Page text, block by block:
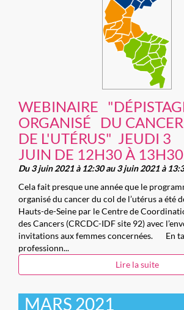
WEBINAIRE
ORGANISÉ DU
DE L'UTÉRUS" JEUDI 3
JUIN DE 12H30 À 13H30
Du 3 juin 2021 à 12:30 au 3 juin 2021 à
Cela fait presque une année que le
organisé du cancer du col de l’utérus a été
Hauts-de-Seine par le Centre de
des Cancers (CRCDC-IDF site 92) avec
invitations aux femmes concernées. En
professionn...
Lire la suite
MARS 2021